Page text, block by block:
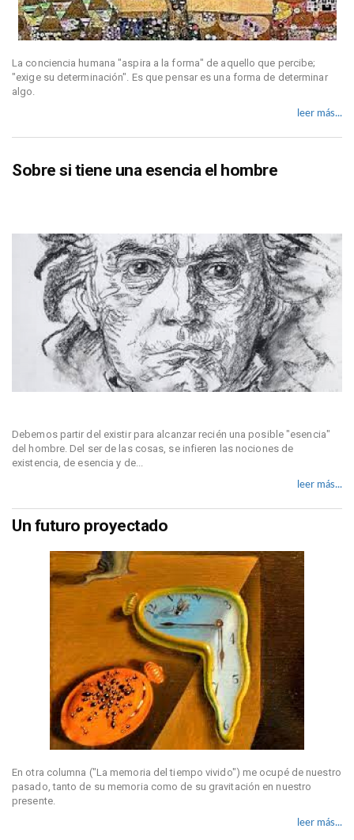
La conciencia humana "aspira a la forma" de aquello que percibe;
"exige su determinación". Es que pensar es una forma de determinar
algo.
leer más...
Sobre si tiene una esencia el hombre
Debemos partir del existir para alcanzar recién una posible "esencia"
del hombre. Del ser de las cosas, se infieren las nociones de
existencia, de esencia y de...
leer más...
Un futuro proyectado
En otra columna ("La memoria del tiempo vivido") me ocupé de nuestro
pasado, tanto de su memoria como de su gravitación en nuestro
presente.
leer más...